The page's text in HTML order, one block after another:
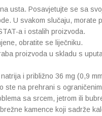
usta. Posavjetujte se sa
U svakom slučaju, morate
a i ostalih proizvoda.
obratite se liječniku.
proizvoda u skladu s
i približno 36 mg (0,9
ste na prehrani s
sa srcem, jetrom ili
kamence koji sadrže